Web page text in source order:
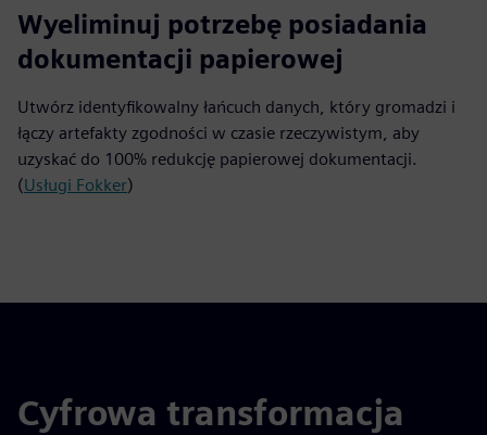
0
Wyeliminuj potrzebę posiadania
dokumentacji papierowej
Utwórz identyfikowalny łańcuch danych, który gromadzi i
łączy artefakty zgodności w czasie rzeczywistym, aby
uzyskać do 100% redukcję papierowej dokumentacji.
(Usługi Fokker)
Cyfrowa transformacja